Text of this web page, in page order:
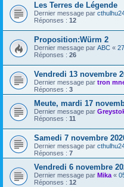
Les Terres de Légende
Dernier message par
Réponses : 12
Proposition:Würm 2
Dernier message par ABC «
Réponses : 26
Vendredi 13 novembre
Dernier message par tron
Réponses : 3
Meute, mardi 17
Dernier message par
Réponses : 11
Samedi 7 novembre
Dernier message par
Réponses : 7
Vendredi 6 novembre
Dernier message par Mika«
Réponses : 12